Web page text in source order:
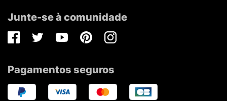
Junte-se à comunidade
FacebookTwitterYoutubePinterestInstagram
Pagamentos seguros